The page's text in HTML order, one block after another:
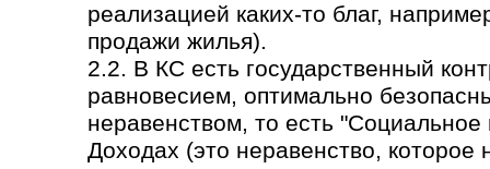
реализацией каких-то благ,
продажи жилья).
2.2. В КС есть государственный
равновесием, оптимально
неравенством, то есть
Доходах (это неравенство,